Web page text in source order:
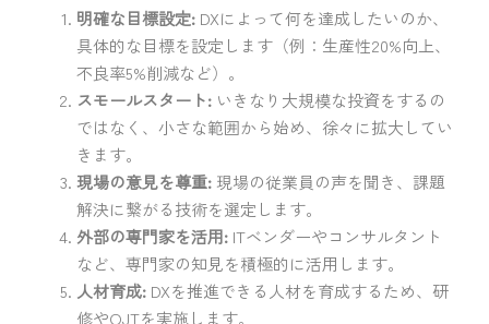
明確な目標設定: DXによって何を達成したいのか、
具体的な目標を設定します（例：生産性20%向上、
不良率5%削減など）。
スモールスタート: いきなり大規模な投資をするの
ではなく、小さな範囲から始め、徐々に拡大してい
きます。
現場の意見を尊重: 現場の従業員の声を聞き、課題
解決に繋がる技術を選定します。
外部の専門家を活用: ITベンダーやコンサルタント
など、専門家の知見を積極的に活用します。
人材育成: DXを推進できる人材を育成するため、研
修やOJTを実施します。